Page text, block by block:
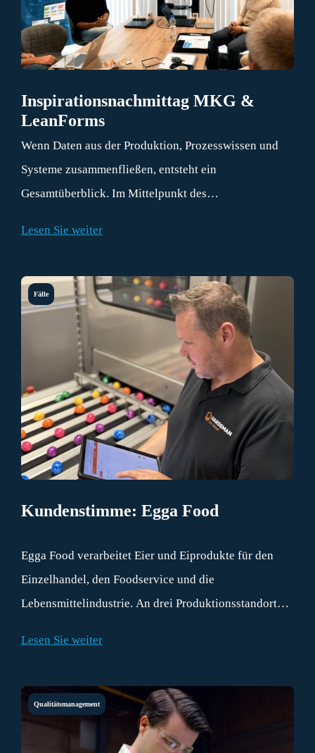
Inspirationsnachmittag MKG &
LeanForms
Wenn Daten aus der Produktion, Prozesswissen und
Systeme zusammenfließen, entsteht ein
Gesamtüberblick. Im Mittelpunkt des
wurde die Frage beleuchtet, wie man Informationen
aus der Praxis direkt in den eigenen Prozessen nutzbar
machen kann.
Lesen Sie weiter
Fälle
Kundenstimme: Egga Food
Egga Food verarbeitet Eier und Eiprodukte für den
Einzelhandel, den Foodservice und die
Lebensmittelindustrie. An drei Produktionsstandorten
Lesen Sie weiter
Qualitätsmanagement